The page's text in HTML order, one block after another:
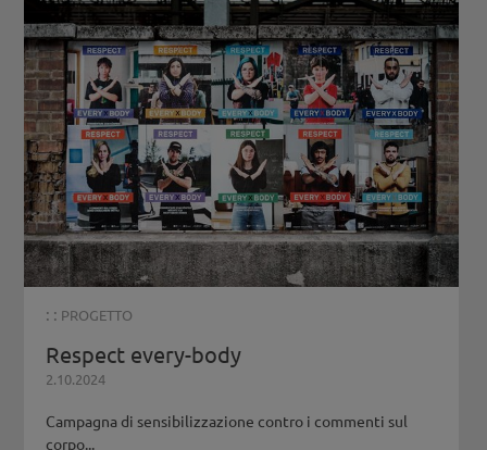
: : PROGETTO
Respect every-body
2.10.2024
Campagna di sensibilizzazione contro i commenti sul
corpo...